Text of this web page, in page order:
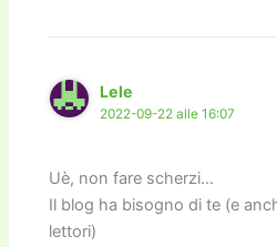
Lele
2022-09-22 alle 16:07
Uè, non fare scherzi…
Il blog ha bisogno di te (e
lettori)